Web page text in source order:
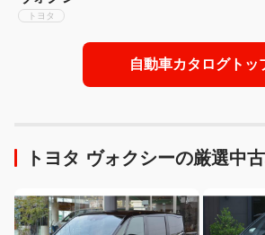
トヨタ
自動車カタログトッ
トヨタ ヴォクシーの厳選中